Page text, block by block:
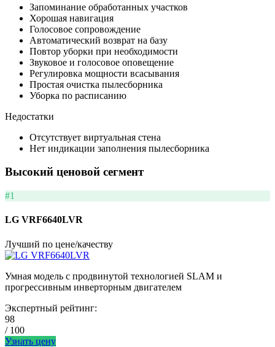
Запоминание обработанных участков
Хорошая навигация
Голосовое сопровождение
Автоматический возврат на базу
Повтор уборки при необходимости
Звуковое и голосовое оповещение
Регулировка мощности всасывания
Простая очистка пылесборника
Уборка по расписанию
Недостатки
Отсутствует виртуальная стена
Нет индикации заполнения пылесборника
Высокий ценовой сегмент
#1
LG VRF6640LVR
Лучший по цене/качеству
Умная модель с продвинутой технологией SLAM и
прогрессивным инверторным двигателем
Экспертный рейтинг:
98
/ 100
Узнать цену